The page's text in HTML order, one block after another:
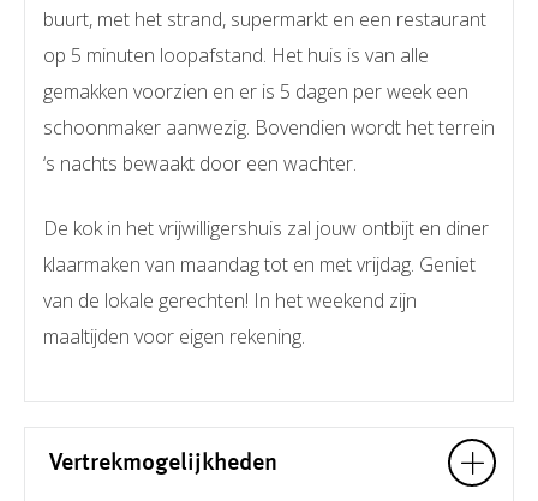
buurt, met het strand, supermarkt en een restaurant
op 5 minuten loopafstand. Het huis is van alle
gemakken voorzien en er is 5 dagen per week een
schoonmaker aanwezig. Bovendien wordt het terrein
‘s nachts bewaakt door een wachter.
De kok in het vrijwilligershuis zal jouw ontbijt en diner
klaarmaken van maandag tot en met vrijdag. Geniet
van de lokale gerechten! In het weekend zijn
maaltijden voor eigen rekening.
Vertrekmogelijkheden